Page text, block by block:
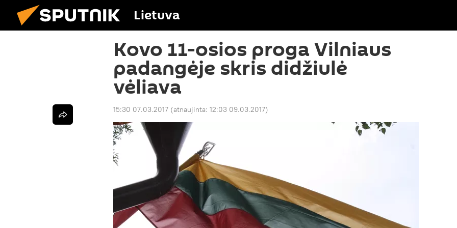
Lietuva
Kovo 11-osios proga Vilniaus
padangėje skris didžiulė
vėliava
15:30 07.03.2017 (atnaujinta: 12:03 09.03.2017)